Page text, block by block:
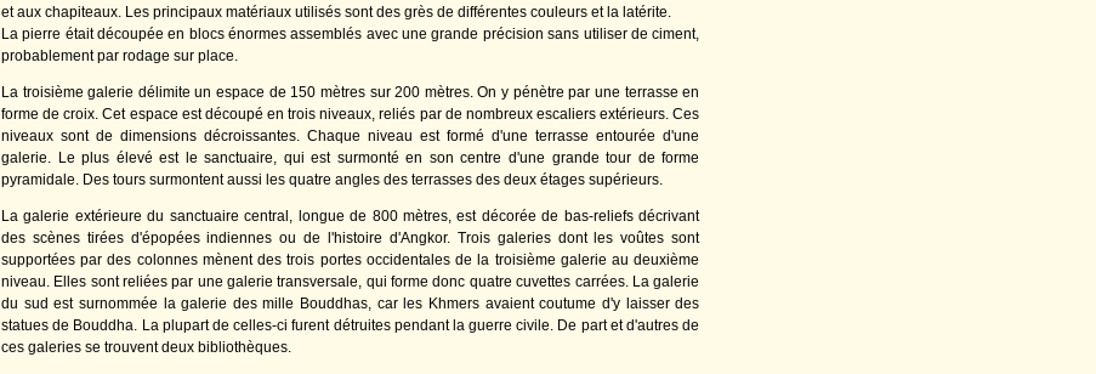
et aux chapiteaux. Les principaux matériaux utilisés sont des grès de différentes couleurs et la latérite.
La pierre était découpée en blocs énormes assemblés avec une grande précision sans utiliser de ciment,
probablement par rodage sur place.
La troisième galerie délimite un espace de 150 mètres sur 200 mètres. On y pénètre par une terrasse en
forme de croix. Cet espace est découpé en trois niveaux, reliés par de nombreux escaliers extérieurs. Ces
niveaux sont de dimensions décroissantes. Chaque niveau est formé d'une terrasse entourée d'une
galerie. Le plus élevé est le sanctuaire, qui est surmonté en son centre d'une grande tour de forme
pyramidale. Des tours surmontent aussi les quatre angles des terrasses des deux étages supérieurs.
La galerie extérieure du sanctuaire central, longue de 800 mètres, est décorée de bas-reliefs décrivant
des scènes tirées d'épopées indiennes ou de l'histoire d'Angkor. Trois galeries dont les voûtes sont
supportées par des colonnes mènent des trois portes occidentales de la troisième galerie au deuxième
niveau. Elles sont reliées par une galerie transversale, qui forme donc quatre cuvettes carrées. La galerie
du sud est surnommée la galerie des mille Bouddhas, car les Khmers avaient coutume d'y laisser des
statues de Bouddha. La plupart de celles-ci furent détruites pendant la guerre civile. De part et d'autres de
ces galeries se trouvent deux bibliothèques.